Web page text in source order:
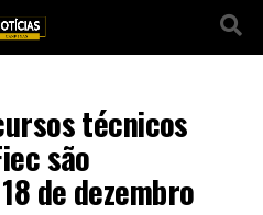
técnicos
são
de dezembro